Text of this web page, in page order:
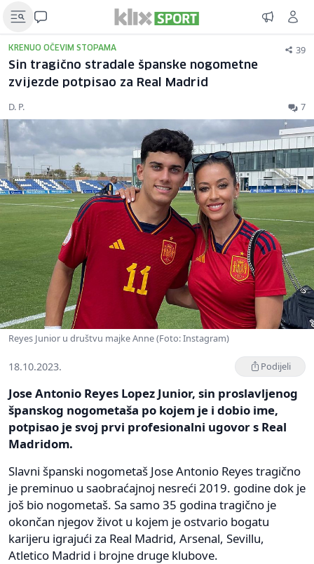
KRENUO OČEVIM STOPAMA 39
Sin tragično stradale španske nogometne
zvijezde potpisao za Real Madrid
D. P. 7
Reyes Junior u društvu majke Anne (Foto: Instagram)
18.10.2023. Podijeli
Jose Antonio Reyes Lopez Junior, sin proslavljenog
španskog nogometaša po kojem je i dobio ime,
potpisao je svoj prvi profesionalni ugovor s Real
Madridom.
Slavni španski nogometaš Jose Antonio Reyes tragično
je preminuo u saobraćajnoj nesreći 2019. godine dok je
još bio nogometaš. Sa samo 35 godina tragično je
okončan njegov život u kojem je ostvario bogatu
karijeru igrajući za Real Madrid, Arsenal, Sevillu,
Atletico Madrid i brojne druge klubove.